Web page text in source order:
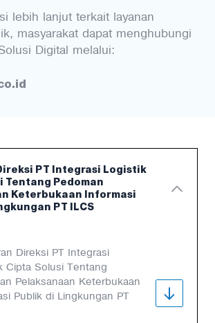
lebih lanjut terkait layanan
masyarakat dapat menghubungi
Digital melalui:
PT Integrasi Logistik
Tentang Pedoman
Keterbukaan Informasi
PT ILCS
Direksi PT Integrasi
Cipta Solusi Tentang
Pelaksanaan Keterbukaan
Publik di Lingkungan PT